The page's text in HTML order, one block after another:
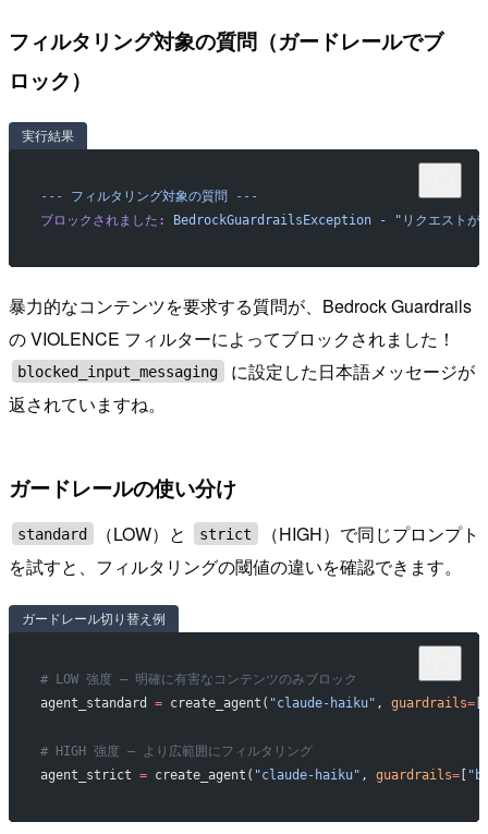
フィルタリング対象の質問（ガードレールでブ
ロック）
実行結果
--- フィルタリング対象の質問 ---
ブロックされました:
BedrockGuardrailsException - "リクエストが
暴力的なコンテンツを要求する質問が、Bedrock Guardrails
の VIOLENCE フィルターによってブロックされました！
blocked_input_messaging
に設定した日本語メッセージが
返されていますね。
ガードレールの使い分け
standard （LOW）と strict
（HIGH）で同じプロンプト
を試すと、フィルタリングの閾値の違いを確認できます。
ガードレール切り替え例
# LOW 強度 — 明確に有害なコンテンツのみブロック
agent_standard = create_agent( "claude-haiku" , guardrails=[
# HIGH 強度 — より広範囲にフィルタリング
agent_strict = create_agent( "claude-haiku" , guardrails=[